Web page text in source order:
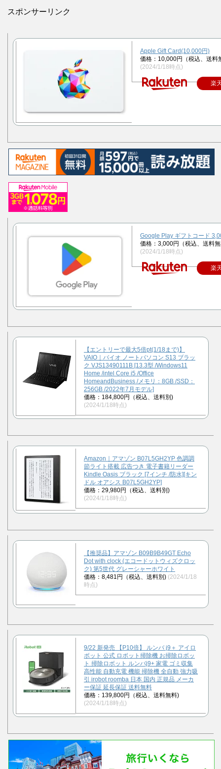
スポンサーリンク
Apple Gift Card(10,000円)
価格：10,000円（税込、送料
(2024/1/18時点)
楽
Google Play ギフトコード
価格：3,000円（税込、送料
(2024/1/18時点)
楽
【エントリーで最大5倍pt(1/18まで)】
VAIO｜バイオ ノートパソコン S13 ブラッ
ク VJS13490111B [13.3型 /Windows11
Home /intel Core i5 /Office
HomeandBusiness /メモリ：8GB /SSD：
256GB /2022年7月モデル]
価格：184,800円（税込、送料別)
(2024/1/18時点)
Amazon｜アマゾン B07L5GH2YP 色調調
節ライト搭載 広告つき 電子書籍リーダー
Kindle Oasis ブラック [7インチ /防水][キン
ドル オアシス B07L5GH2YP]
価格：29,980円（税込、送料別)
(2024/1/18時点)
【推奨品】アマゾン B09B9B49GT Echo
Dot with clock (エコードットウィズクロッ
ク) 第5世代 グレーシャーホワイト
価格：8,481円（税込、送料別) (2024/1/18
時点)
9/22 新発売 【P10倍】 ルンバ j9＋ アイロ
ボット 公式 ロボット掃除機 お掃除ロボッ
ト 掃除ロボット ルンバj9+ 家電 ゴミ収集
高性能 自動充電 機能 掃除機 全自動 強力吸
引 irobot roomba 日本 国内 正規品 メーカ
ー保証 延長保証 送料無料
価格：139,800円（税込、送料無料)
(2024/1/18時点)